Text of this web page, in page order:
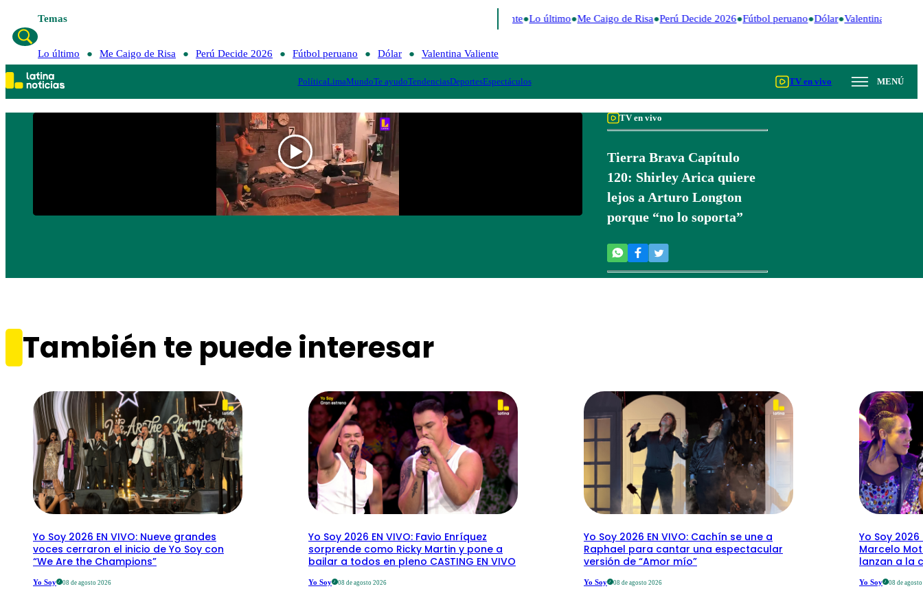
Temas Valentina Valiente Lo último Me Caigo de Risa Perú Decide 2026 Fútbol peruano Dólar Valentina Valiente
Lo último Me Caigo de Risa Perú Decide 2026 Fútbol peruano Dólar Valentina Valiente
PolíticaLimaMundoTe ayudoTendenciasDeportesEspectáculos TV en vivo MENÚ
TV en vivo
Tierra Brava Capítulo
120: Shirley Arica quiere
lejos a Arturo Longton
porque “no lo soporta”
También te puede interesar
Yo Soy 2026 EN VIVO: Nueve grandes
voces cerraron el inicio de Yo Soy con
“We Are the Champions”
Yo Soy 08 de agosto 2026
Yo Soy 2026 EN VIVO: Favio Enríquez
sorprende como Ricky Martin y pone a
bailar a todos en pleno CASTING EN VIVO
Yo Soy 08 de agosto 2026
Yo Soy 2026 EN VIVO: Cachín se une a
Raphael para cantar una espectacular
versión de “Amor mío”
Yo Soy 08 de agosto 2026
Yo Soy 2026
Marcelo
lanzan a la
Yo Soy 08 de